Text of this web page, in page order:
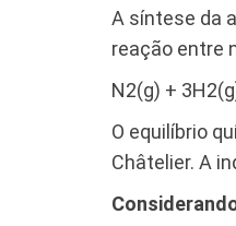
A síntese da
reação entre
N2(g) +
O equilíbrio
Châtelier. A